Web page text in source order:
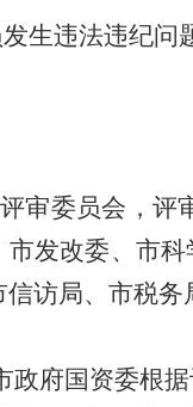
生违法违纪问
审委员会，评
发改委、市
访局、市税务
政府国资委根